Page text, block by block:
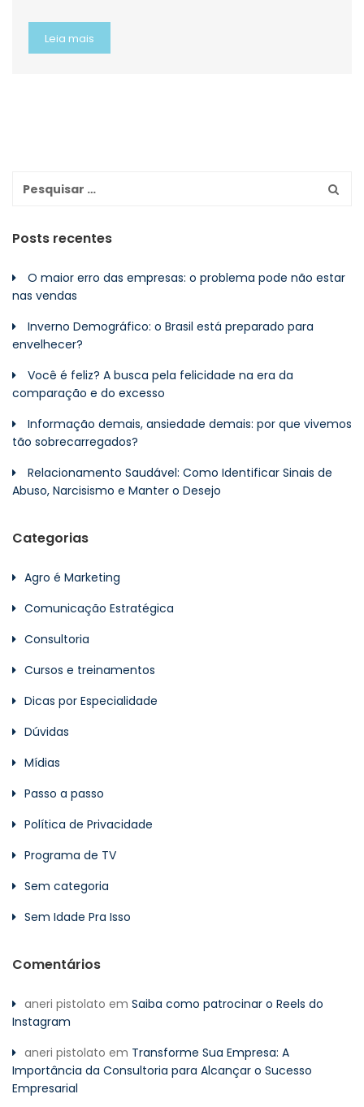
Leia mais
Posts recentes
O maior erro das empresas: o problema pode não estar
nas vendas
Inverno Demográfico: o Brasil está preparado para
envelhecer?
Você é feliz? A busca pela felicidade na era da
comparação e do excesso
Informação demais, ansiedade demais: por que vivemos
tão sobrecarregados?
Relacionamento Saudável: Como Identificar Sinais de
Abuso, Narcisismo e Manter o Desejo
Categorias
Agro é Marketing
Comunicação Estratégica
Consultoria
Cursos e treinamentos
Dicas por Especialidade
Dúvidas
Mídias
Passo a passo
Política de Privacidade
Programa de TV
Sem categoria
Sem Idade Pra Isso
Comentários
aneri pistolato em Saiba como patrocinar o Reels do
Instagram
aneri pistolato em Transforme Sua Empresa: A
Importância da Consultoria para Alcançar o Sucesso
Empresarial